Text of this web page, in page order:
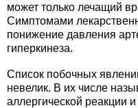
может только лечащий
Симптомами
понижение давления
гиперкинеза.
Список побочных
невелик. В их числе
аллергической реакции